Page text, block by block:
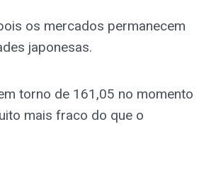
os mercados permanecem
japonesas.
torno de 161,05 no momento
mais fraco do que o